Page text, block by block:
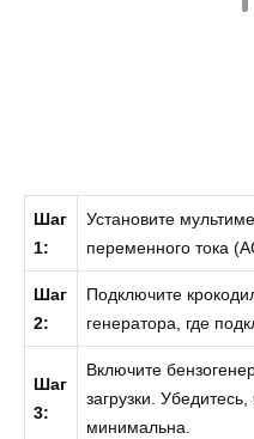
Шаг
1:
Установите
переменного тока
Шаг
2:
Подключите
генератора, где
Шаг
3:
Включите
загрузки.
минимальна.